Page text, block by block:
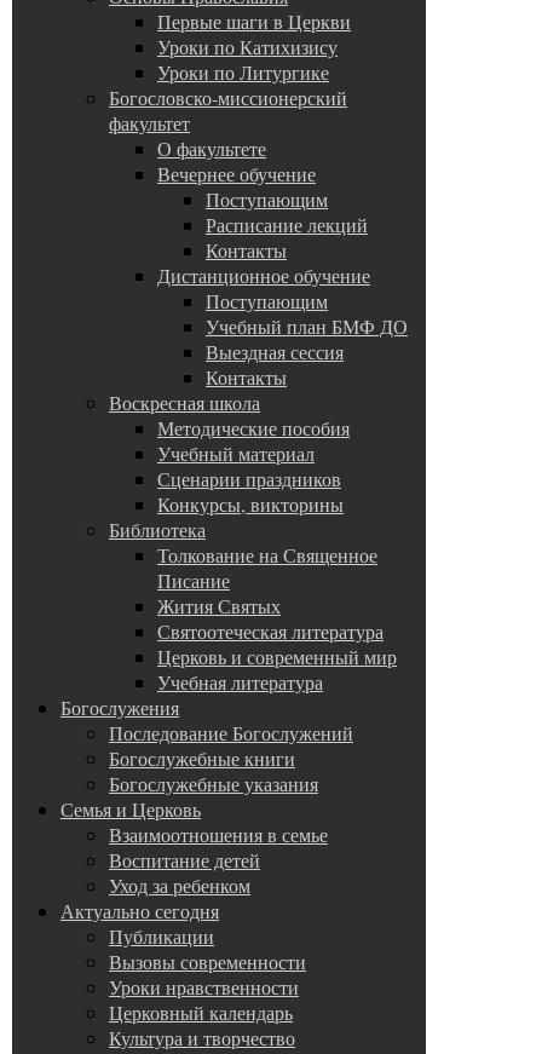
Первые шаги в Церкви
Уроки по Катихизису
Уроки по Литургике
Богословско-миссионерский
факультет
О факультете
Вечернее обучение
Поступающим
Расписание лекций
Контакты
Дистанционное обучение
Поступающим
Учебный план БМФ ДО
Выездная сессия
Контакты
Воскресная школа
Методические пособия
Учебный материал
Сценарии праздников
Конкурсы, викторины
Библиотека
Толкование на Священное
Писание
Жития Святых
Святоотеческая литература
Церковь и современный мир
Учебная литература
Богослужения
Последование Богослужений
Богослужебные книги
Богослужебные указания
Семья и Церковь
Взаимоотношения в семье
Воспитание детей
Уход за ребенком
Актуально сегодня
Публикации
Вызовы современности
Уроки нравственности
Церковный календарь
Культура и творчество